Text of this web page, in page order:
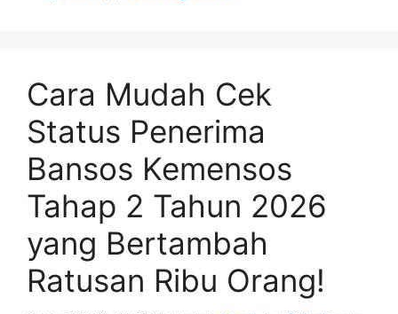
Cara Mudah Cek
Status Penerima
Bansos Kemensos
Tahap 2 Tahun 2026
yang Bertambah
Ratusan Ribu Orang!